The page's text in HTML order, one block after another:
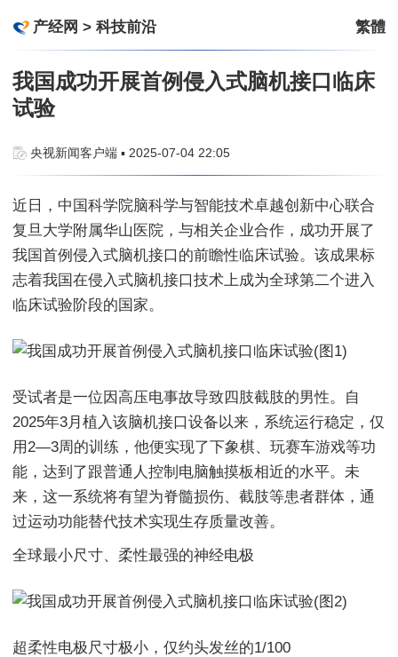
产经网 > 科技前沿 繁體
我国成功开展首例侵入式脑机接口临床
试验
央视新闻客户端 ▪ 2025-07-04 22:05
近日，中国科学院脑科学与智能技术卓越创新中心联合
复旦大学附属华山医院，与相关企业合作，成功开展了
我国首例侵入式脑机接口的前瞻性临床试验。该成果标
志着我国在侵入式脑机接口技术上成为全球第二个进入
临床试验阶段的国家。
受试者是一位因高压电事故导致四肢截肢的男性。自
2025年3月植入该脑机接口设备以来，系统运行稳定，仅
用2—3周的训练，他便实现了下象棋、玩赛车游戏等功
能，达到了跟普通人控制电脑触摸板相近的水平。未
来，这一系统将有望为脊髓损伤、截肢等患者群体，通
过运动功能替代技术实现生存质量改善。
全球最小尺寸、柔性最强的神经电极
超柔性电极尺寸极小，仅约头发丝的1/100